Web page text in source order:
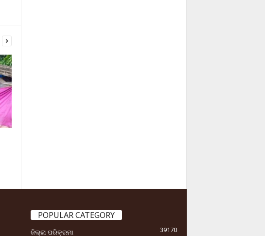
POPULAR CATEGORY
ଜିଲ୍ଲା ପରିକ୍ରମା 39170